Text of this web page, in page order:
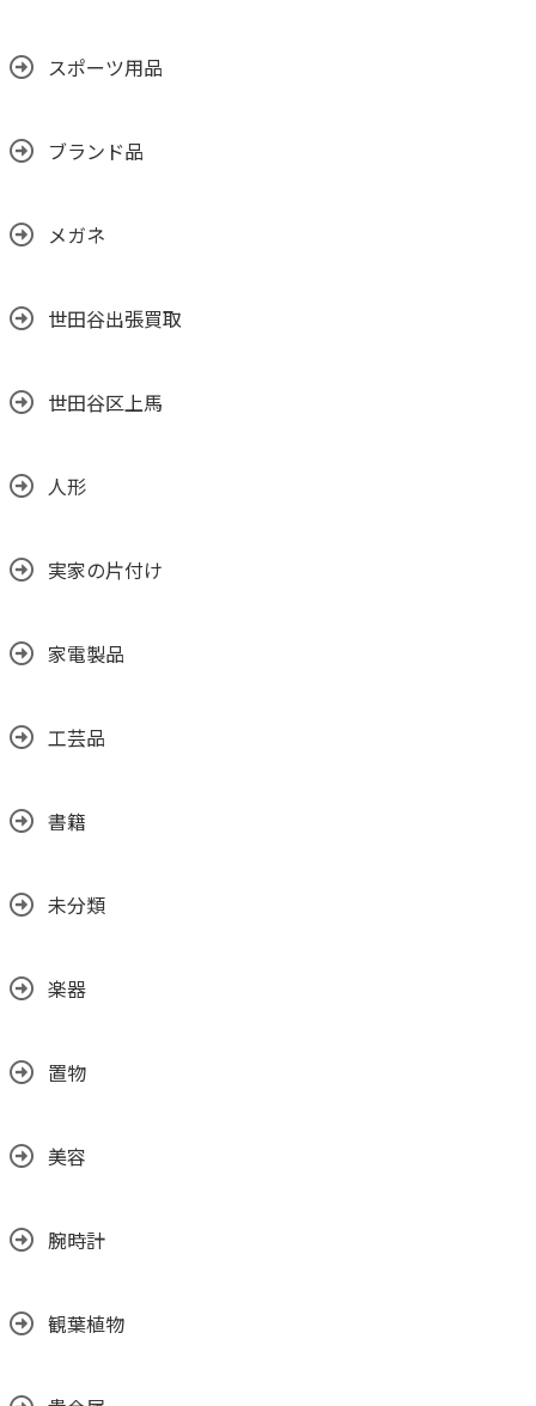
スポーツ用品
ブランド品
メガネ
世田谷出張買取
世田谷区上馬
人形
実家の片付け
家電製品
工芸品
書籍
未分類
楽器
置物
美容
腕時計
観葉植物